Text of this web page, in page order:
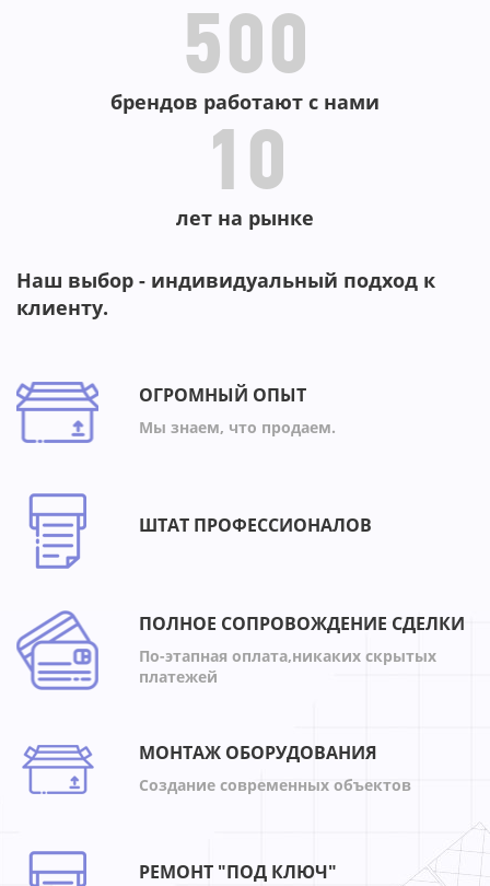
500
брендов работают с нами
10
лет на рынке
Наш выбор - индивидуальный подход к
клиенту.
ОГРОМНЫЙ ОПЫТ
Мы знаем, что продаем.
ШТАТ ПРОФЕССИОНАЛОВ
ПОЛНОЕ СОПРОВОЖДЕНИЕ СДЕЛКИ
По-этапная оплата,никаких скрытых
платежей
МОНТАЖ ОБОРУДОВАНИЯ
Создание современных объектов
РЕМОНТ "ПОД КЛЮЧ"